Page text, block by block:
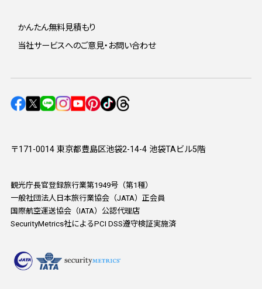
〒171-0014 東京都豊島区池袋2-14-4 池袋TAビル5階
観光庁長官登録旅行業第1949号（第1種）
一般社団法人日本旅行業協会（JATA）正会員
国際航空運送協会（IATA）公認代理店
SecurityMetrics社によるPCI DSS遵守検証実施済
かんたん無料見積もり
当社サービスへのご意見・お問い合わせ